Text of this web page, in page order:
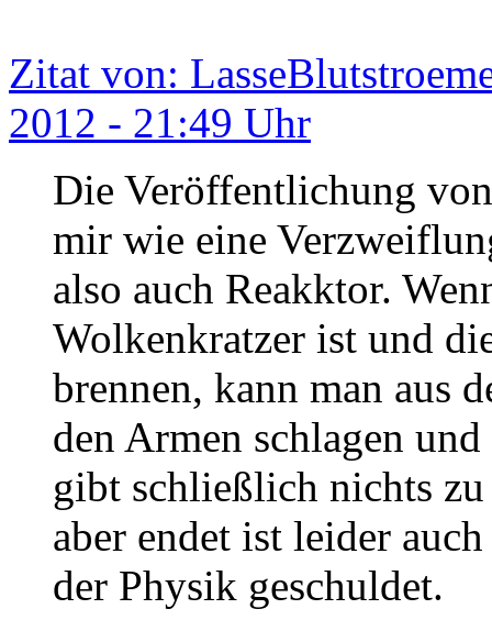
Zitat von:
2012 - 21:49 Uhr
Die Veröffentlichung
mir wie eine
also auch Reakktor.
Wolkenkratzer ist und
brennen, kann man aus
den Armen schlagen
gibt schließlich nichts
aber endet ist leider
der Physik geschuldet.